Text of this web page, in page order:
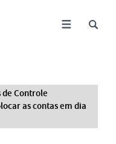
Controle
as contas em dia